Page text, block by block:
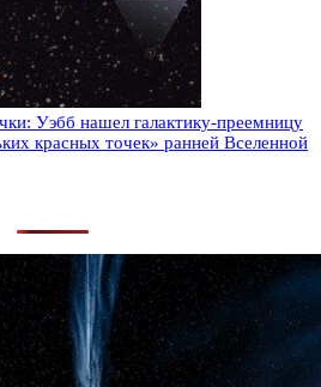
Уэбб нашел галактику-преемницу
красных точек» ранней Вселенной